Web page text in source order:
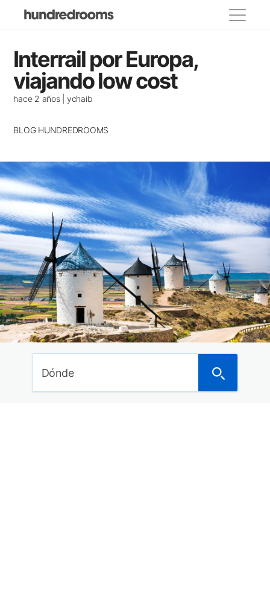
Categorías
propietarios
Lugares para visitar
Decoracion
Casas de famosos
Alojamientos recomendados
Casas con encanto
Consejos para viajar
Ideas de viajes
Curiosidades del mundo
Noticias
Últimos posts
Dónde anunciarte para alquilar tu piso o vivienda
Interrail por Europa,
viajando low cost
hace 2 años | ychaib
BLOG HUNDREDROOMS
Dónde